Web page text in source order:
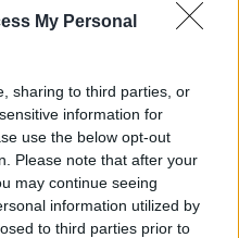
My Personal
sharing to third parties, or
information for
use the below opt-out
Please note that after your
may continue seeing
information utilized by
to third parties prior to